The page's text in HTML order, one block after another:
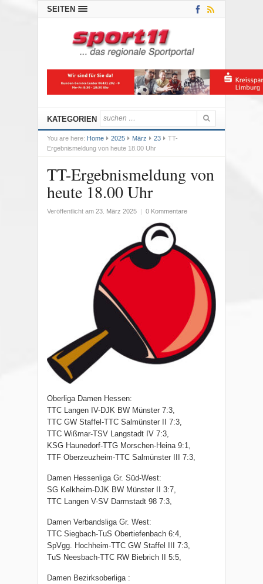
SEITEN
KATEGORIEN
You are here: Home 2025 März 23
TT-
Ergebnismeldung von heute 18.00 Uhr
TT-Ergebnismeldung von
heute 18.00 Uhr
Veröffentlicht am 23. März 2025 0 Kommentare
Oberliga Damen Hessen:
TTC Langen IV-DJK BW Münster 7:3,
TTC GW Staffel-TTC Salmünster II 7:3,
TTC Wißmar-TSV Langstadt IV 7:3,
KSG Haunedorf-TTG Morschen-Heina 9:1,
TTF Oberzeuzheim-TTC Salmünster III 7:3,
Damen Hessenliga Gr. Süd-West:
SG Kelkheim-DJK BW Münster II 3:7,
TTC Langen V-SV Darmstadt 98 7:3,
Damen Verbandsliga Gr. West:
TTC Siegbach-TuS Obertiefenbach 6:4,
SpVgg. Hochheim-TTC GW Staffel III 7:3,
TuS Neesbach-TTC RW Biebrich II 5:5,
Damen Bezirksoberliga :